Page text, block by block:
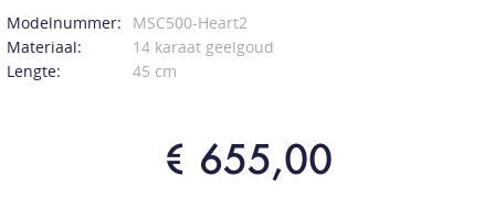
Modelnummer:
MSC500-Heart2
Materiaal:
14 karaat geelgoud
Lengte:
45 cm
€ 655,00